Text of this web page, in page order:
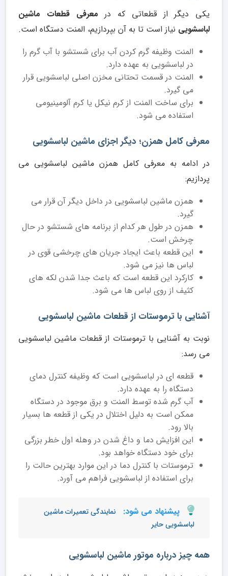
یکی دیگر از قطعاتی که در معرفی قطعات ماشین
لباسشویی نیاز است تا به آن بپردازیم، المنت دستگاه است.
المنت وظیفه گرم کردن آب برای شستشو با آب گرم را
در لباسشویی به عهده دارد.
المنت در قسمت تحتانی مخزن اصلی لباسشویی قرار
می گیرد.
برای ساخت المنت از کرم نیکل یا کرم آلومینیومی
استفاده می شود.
معرفی کامل همزن؛ دیگر اجزای ماشین لباسشویی
در ادامه به معرفی کامل همزن ماشین لباسشویی می
پردازیم:
همزن ماشین لباسشویی در داخل دیگر آن قرار می
گیرد.
همزن در طول هر کدام از برنامه های شستشو در حال
چرخش است.
این قطعه باعث ایجاد جریان های چرخشی قوی در
لباس ها نیز می شود.
کارکرد این قطعه است که باعث جدا شدن لکه های
کثیف از روی لباس ها می شود.
آشنایی با ترموستات از قطعات ماشین لباسشویی
نوبت به آشنایی با ترموستات از قطعات ماشین لباسشویی
می رسد:
قطعه ای در لباسشویی است که وظیفه کنترل دمای
دستگاه را به عهده دارد.
آب گرم شده توسط المنت و برق موجود در دستگاه
ممکن است به دلیل اختلال در یکی از قطعه ها بسیار
بالا رود.
این افزایش دما و داغ شدن در وهله اول خطر بزرگی
برای خود دستگاه خواهد بود.
ترموستات با کنترل دما در این موارد بهترین حالت را
برای استفاده از لباسشویی فراهم می آورد.
پیشنهاد می شود:
نمایندگی تعمیرات ماشین
لباسشویی حایر
همه چیز درباره موتور ماشین لباسشویی